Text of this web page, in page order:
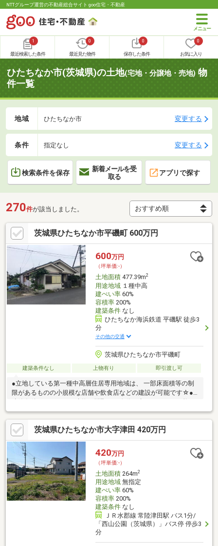
NTTグループ運営の不動産総合サイト goo住宅・不動産
1
最近検索した条件
0
最近見た物件
0
保存した条件
0
お気に入り
ひたちなか市(茨城県)の土地(宅地・分譲地・売地) 物
件一覧
地域 ひたちなか市 変更する
条件 指定なし 変更する
検索条件を保存
新着メールを受
取る
アプリで探す
270件が該当しました。
茨城県ひたちなか市平磯町 600万円
600万円
（坪単価:-）
土地面積477.39m2
用途地域１種中高
建ぺい率60%
容積率200%
建築条件なし
ひたちなか海浜鉄道 平磯駅 徒歩3
分
その他の交通
茨城県ひたちなか市平磯町
建築条件なし 上物有り 即引渡し可
●立地している第一種中高層住居専用地域は、 一部床面積等の制
限があるものの小規模な店舗や飲食店などの建設が可能です☆●
建築条件なしなので、建物の間取りも自分で考えることが可能
で、 建築についてじっくり考えられます☆●駅まで徒歩約3分の好
立地です☆
茨城県ひたちなか市大字津田 420万円
420万円
（坪単価:-）
土地面積264m2
用途地域無指定
建ぺい率60%
容積率200%
建築条件なし
ＪＲ水郡線 常陸津田駅 バス1分/
「西山公園（茨城県）」バス停 停歩3
分